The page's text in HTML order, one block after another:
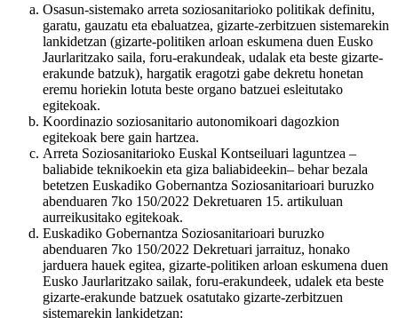
Osasun-sistemako arreta soziosanitarioko politikak definitu,
garatu, gauzatu eta ebaluatzea, gizarte-zerbitzuen sistemarekin
lankidetzan (gizarte-politiken arloan eskumena duen Eusko
Jaurlaritzako saila, foru-erakundeak, udalak eta beste gizarte-
erakunde batzuk), hargatik eragotzi gabe dekretu honetan
eremu horiekin lotuta beste organo batzuei esleitutako
egitekoak.
Koordinazio soziosanitario autonomikoari dagozkion
egitekoak bere gain hartzea.
Arreta Soziosanitarioko Euskal Kontseiluari laguntzea –
baliabide teknikoekin eta giza baliabideekin– behar bezala
betetzen Euskadiko Gobernantza Soziosanitarioari buruzko
abenduaren 7ko 150/2022 Dekretuaren 15. artikuluan
aurreikusitako egitekoak.
Euskadiko Gobernantza Soziosanitarioari buruzko
abenduaren 7ko 150/2022 Dekretuari jarraituz, honako
jarduera hauek egitea, gizarte-politiken arloan eskumena duen
Eusko Jaurlaritzako sailak, foru-erakundeek, udalek eta beste
gizarte-erakunde batzuek osatutako gizarte-zerbitzuen
sistemarekin lankidetzan: